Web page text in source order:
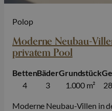
Polop
Moderne Neubau-
privatem Pool
4
Betten
3
Bäder
1.000 m²
Grundstück
Moderne Neubau-Villen in